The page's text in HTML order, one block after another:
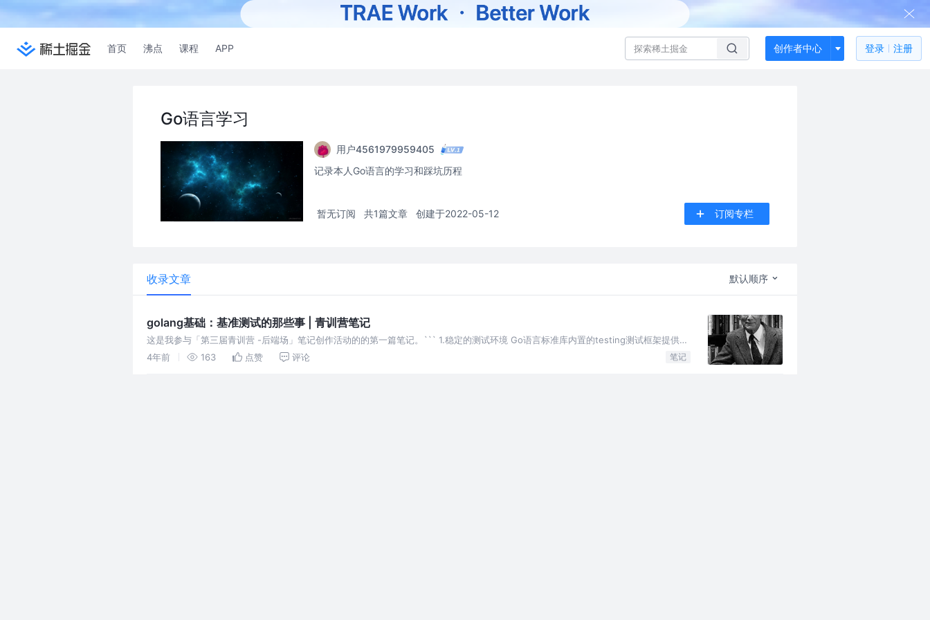
首页 沸点 课程 APP 创作者中心 登录 注册
Go语言学习
用户4561979959405
记录本人Go语言的学习和踩坑历程
暂无订阅 共1篇文章 创建于2022-05-12 订阅专栏
收录文章 默认顺序
golang基础：基准测试的那些事 | 青训营笔记
这是我参与「第三届青训营 -后端场」笔记创作活动的的第一篇笔记。``` 1.稳定的测试环境 Go语言标准库内置的testing测试框架提供了
基准测试（benchmark）的能力，能让我们很容易地对某一
4年前 163 点赞 评论 笔记